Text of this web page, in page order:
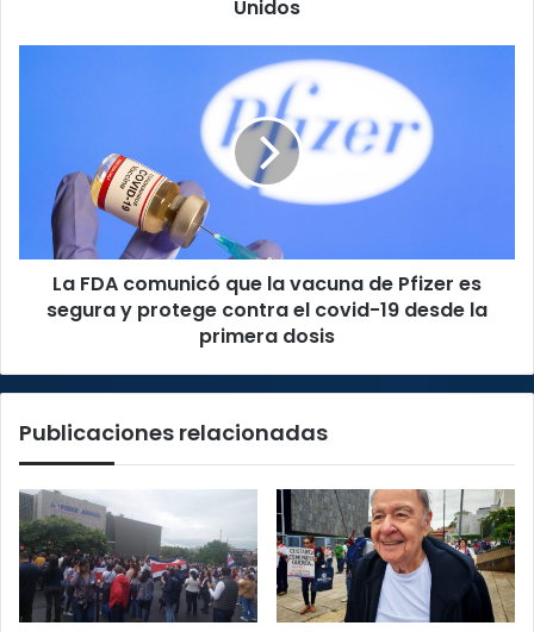
Estados
Unidos
vacuna
Pfizer
es
segura
el
19
primera
dosis
La FDA comunicó que la vacuna de Pfizer es
segura y protege contra el covid-19 desde la
primera dosis
Publicaciones relacionadas